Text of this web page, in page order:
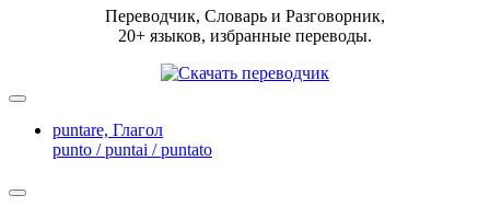
Переводчик, Словарь и Разговорник,
20+ языков, избранные переводы.
puntare, Глагол
punto / puntai / puntato